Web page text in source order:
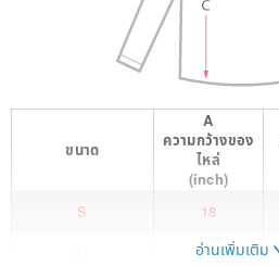
ขนาด
A
ความกว้างของ
ไหล่
(inch)
S 18
18.5
อ่านเพิ่มเติม